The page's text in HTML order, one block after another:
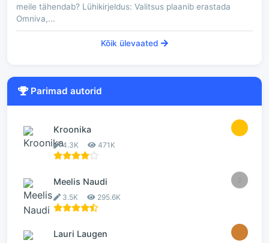
meile tähendab? Lühikirjeldus: Valitsus plaanib erastada
Omniva,...
Kõik ülevaated
Parimad autorid
Kroonika
4.3K 471K
Meelis Naudi
3.5K 295.6K
Lauri Laugen